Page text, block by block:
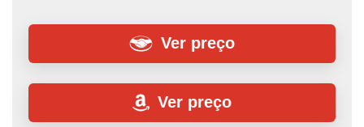
Ver preço
Ver preço